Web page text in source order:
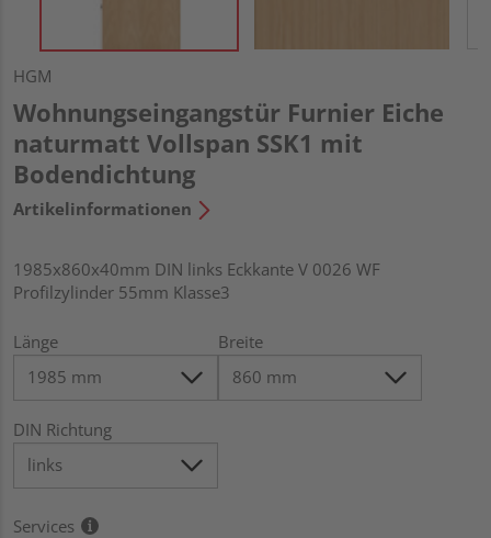
HGM
Wohnungseingangstür Furnier Eiche
naturmatt Vollspan SSK1 mit
Bodendichtung
Artikelinformationen
1985x860x40mm DIN links Eckkante V 0026 WF
Profilzylinder 55mm Klasse3
Länge Breite
DIN Richtung
Services